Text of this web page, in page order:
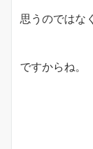
思うのではな
ですからね。